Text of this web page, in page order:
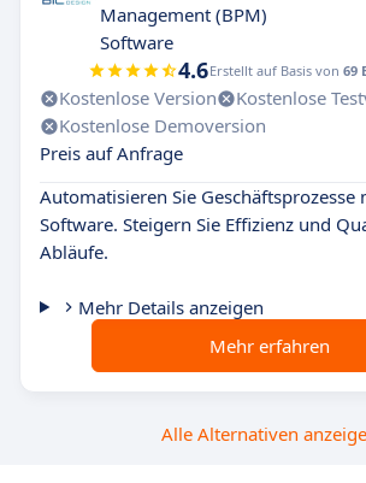
Management (BPM)
Software
4.6Erstellt auf Basis von 69
Kostenlose Version
Kostenlose
Kostenlose Demoversion
Preis auf Anfrage
Automatisieren Sie Geschäftsprozesse
Software. Steigern Sie Effizienz und
Abläufe.
Mehr Details anzeigen
Mehr erfahren
Alle Alternativen